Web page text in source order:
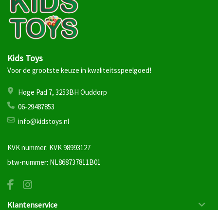
Kids Toys
Voor de grootste keuze in kwaliteitsspeelgoed!
Hoge Pad 7, 3253BH Ouddorp
06-29487853
info@kidstoys.nl
KVK nummer: KVK 98993127
btw-nummer: NL868737811B01
Klantenservice